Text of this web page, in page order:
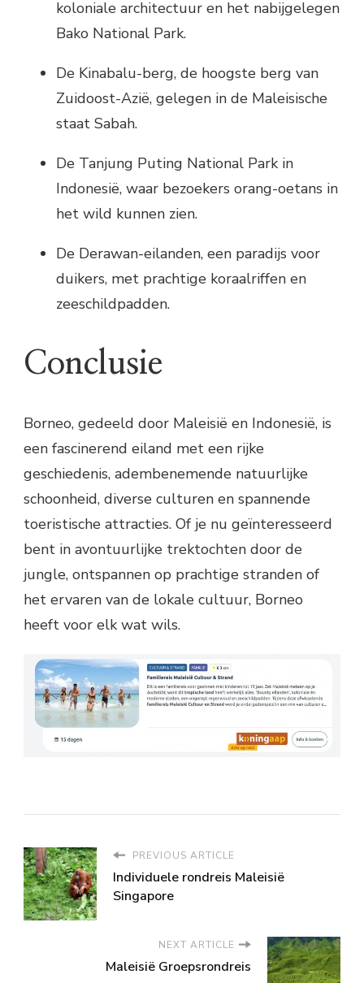
koloniale architectuur en het nabijgelegen
Bako National Park.
De Kinabalu-berg, de hoogste berg van
Zuidoost-Azië, gelegen in de Maleisische
staat Sabah.
De Tanjung Puting National Park in
Indonesië, waar bezoekers orang-oetans in
het wild kunnen zien.
De Derawan-eilanden, een paradijs voor
duikers, met prachtige koraalriffen en
zeeschildpadden.
Conclusie
Borneo, gedeeld door Maleisië en Indonesië, is
een fascinerend eiland met een rijke
geschiedenis, adembenemende natuurlijke
schoonheid, diverse culturen en spannende
toeristische attracties. Of je nu geïnteresseerd
bent in avontuurlijke trektochten door de
jungle, ontspannen op prachtige stranden of
het ervaren van de lokale cultuur, Borneo
heeft voor elk wat wils.
PREVIOUS ARTICLE
Individuele rondreis Maleisië
Singapore
NEXT ARTICLE
Maleisië Groepsrondreis